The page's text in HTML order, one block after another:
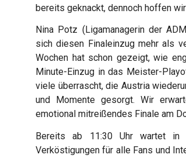
bereits geknackt, dennoch hoffen
Nina Potz (Ligamanagerin der
sich diesen Finaleinzug mehr als
Wochen hat schon gezeigt, wie
Minute-Einzug in das Meister-
viele überrascht, die Austria
und Momente gesorgt. Wir
emotional mitreißendes Finale am
Bereits ab 11:30 Uhr wartet
Verköstigungen für alle Fans und